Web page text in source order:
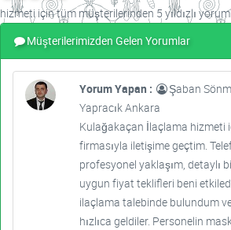
hizmeti için tüm müşterilerinden 5 yıldızlı
Müşterilerimizden Gelen Yorumlar
Yorum Yapan :
Şaban
Yapracık Ankara
Kulağakaçan İlaçlama hizmeti
firmasıyla iletişime geçtim.
profesyonel yaklaşım, detaylı
uygun fiyat teklifleri beni
ilaçlama talebinde bulundum
hızlıca geldiler. Personelin